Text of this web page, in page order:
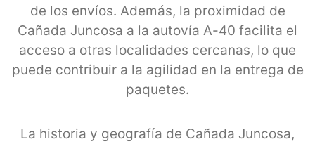
de los envíos. Además, la proximidad de
Cañada Juncosa a la autovía A-40 facilita el
acceso a otras localidades cercanas, lo que
puede contribuir a la agilidad en la entrega de
paquetes.
La historia y geografía de Cañada Juncosa,